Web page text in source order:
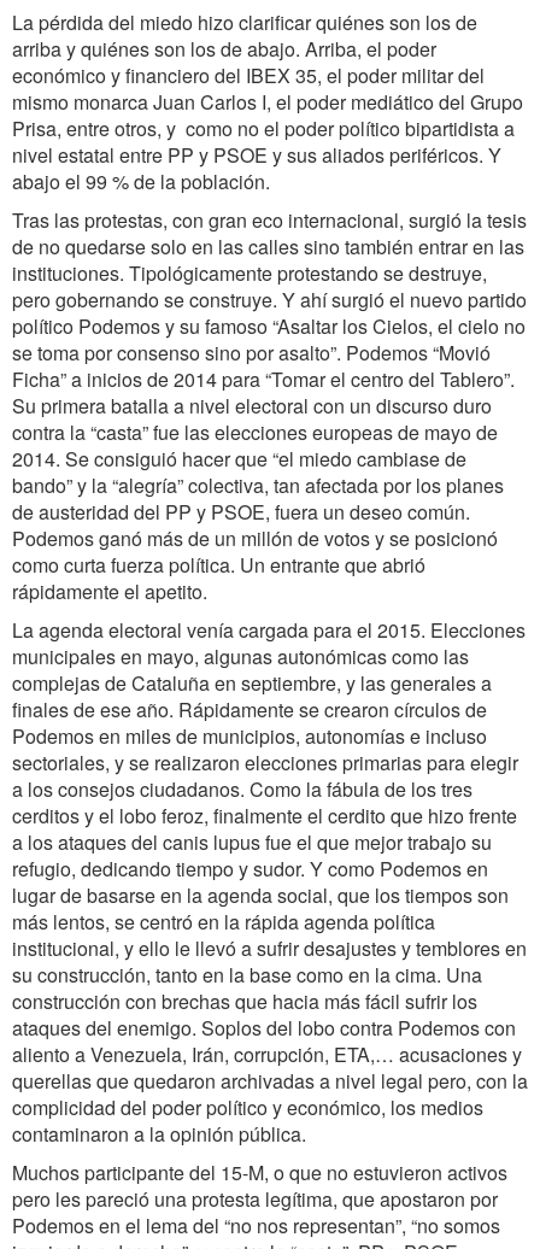
La pérdida del miedo hizo clarificar quiénes son los de
arriba y quiénes son los de abajo. Arriba, el poder
económico y financiero del IBEX 35, el poder militar del
mismo monarca Juan Carlos I, el poder mediático del Grupo
Prisa, entre otros, y como no el poder político bipartidista a
nivel estatal entre PP y PSOE y sus aliados periféricos. Y
abajo el 99 % de la población.
Tras las protestas, con gran eco internacional, surgió la tesis
de no quedarse solo en las calles sino también entrar en las
instituciones. Tipológicamente protestando se destruye,
pero gobernando se construye. Y ahí surgió el nuevo partido
político Podemos y su famoso “Asaltar los Cielos, el cielo no
se toma por consenso sino por asalto”. Podemos “Movió
Ficha” a inicios de 2014 para “Tomar el centro del Tablero”.
Su primera batalla a nivel electoral con un discurso duro
contra la “casta” fue las elecciones europeas de mayo de
2014. Se consiguió hacer que “el miedo cambiase de
bando” y la “alegría” colectiva, tan afectada por los planes
de austeridad del PP y PSOE, fuera un deseo común.
Podemos ganó más de un millón de votos y se posicionó
como curta fuerza política. Un entrante que abrió
rápidamente el apetito.
La agenda electoral venía cargada para el 2015. Elecciones
municipales en mayo, algunas autonómicas como las
complejas de Cataluña en septiembre, y las generales a
finales de ese año. Rápidamente se crearon círculos de
Podemos en miles de municipios, autonomías e incluso
sectoriales, y se realizaron elecciones primarias para elegir
a los consejos ciudadanos. Como la fábula de los tres
cerditos y el lobo feroz, finalmente el cerdito que hizo frente
a los ataques del canis lupus fue el que mejor trabajo su
refugio, dedicando tiempo y sudor. Y como Podemos en
lugar de basarse en la agenda social, que los tiempos son
más lentos, se centró en la rápida agenda política
institucional, y ello le llevó a sufrir desajustes y temblores en
su construcción, tanto en la base como en la cima. Una
construcción con brechas que hacia más fácil sufrir los
ataques del enemigo. Soplos del lobo contra Podemos con
aliento a Venezuela, Irán, corrupción, ETA,… acusaciones y
querellas que quedaron archivadas a nivel legal pero, con la
complicidad del poder político y económico, los medios
contaminaron a la opinión pública.
Muchos participante del 15-M, o que no estuvieron activos
pero les pareció una protesta legítima, que apostaron por
Podemos en el lema del “no nos representan”, “no somos